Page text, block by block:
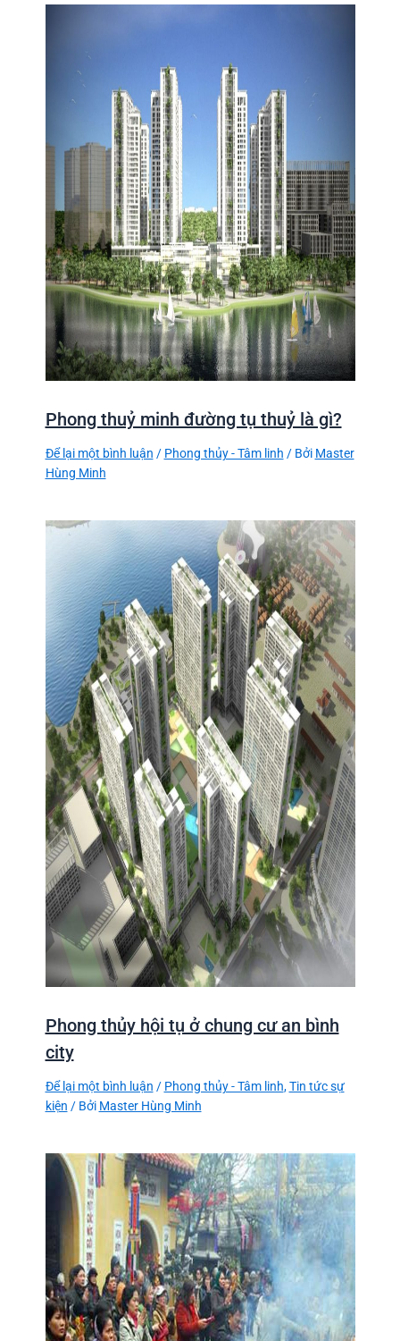
Phong thuỷ minh đường tụ thuỷ là gì?
Để lại một bình luận / Phong thủy - Tâm linh / Bởi Master
Hùng Minh
Phong thủy hội tụ ở chung cư an bình
city
Để lại một bình luận / Phong thủy - Tâm linh,Tin tức sự
kiện / Bởi Master Hùng Minh